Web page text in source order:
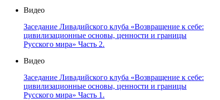
Видео
Заседание Ливадийского клуба «Возвращение к себе:
цивилизационные основы, ценности и границы
Русского мира» Часть 2.
Видео
Заседание Ливадийского клуба «Возвращение к себе:
цивилизационные основы, ценности и границы
Русского мира» Часть 1.